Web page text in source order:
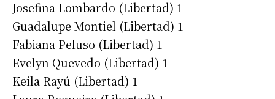
Suscribirme gratis
Dirección de correo electrónico*
Josefina Lombardo (Libertad) 1
Guadalupe Montiel (Libertad) 1
Fabiana Peluso (Libertad) 1
Evelyn Quevedo (Libertad) 1
Keila Rayú (Libertad) 1